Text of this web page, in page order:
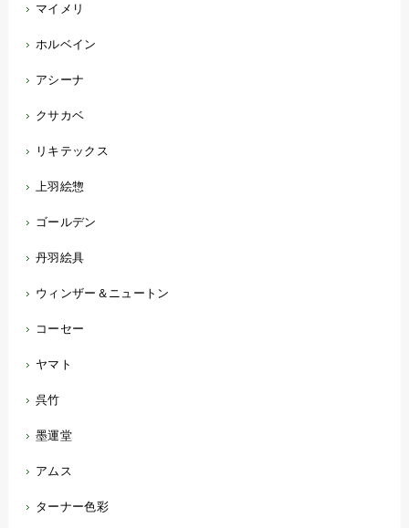
マイメリ
ホルベイン
アシーナ
クサカベ
リキテックス
上羽絵惣
ゴールデン
丹羽絵具
ウィンザー＆ニュートン
コーセー
ヤマト
呉竹
墨運堂
アムス
ターナー色彩